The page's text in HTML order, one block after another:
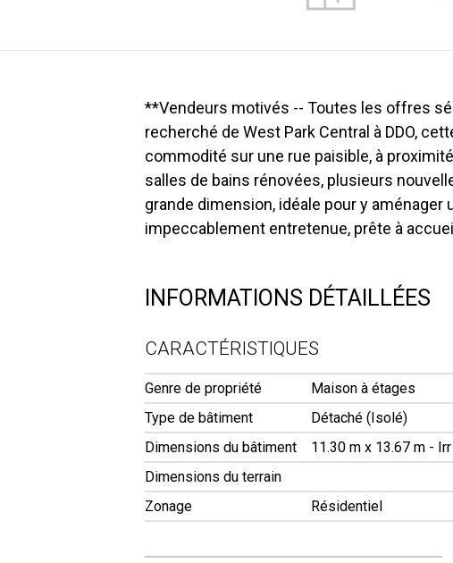
**Vendeurs motivés -- Toutes les offres
recherché de West Park Central à DDO,
commodité sur une rue paisible, à
salles de bains rénovées, plusieurs
grande dimension, idéale pour y
impeccablement entretenue, prête à
INFORMATIONS DÉTAILLÉES
CARACTÉRISTIQUES
Genre de propriété Maison à étages
Type de bâtiment
Détaché (Isolé)
Dimensions du bâtiment
11.30 m x 13.67 m - Irr
Dimensions du terrain
Zonage
Résidentiel